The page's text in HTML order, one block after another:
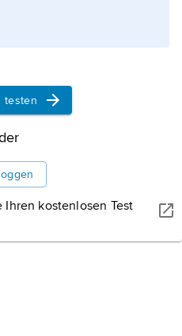
testen
Ihren kostenlosen Test